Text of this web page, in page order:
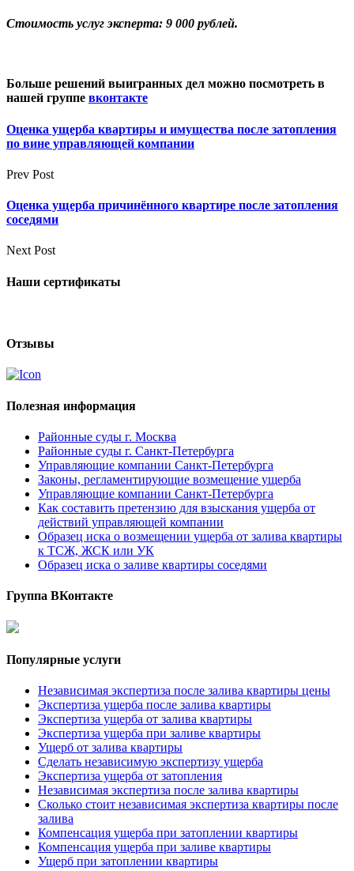
Стоимость услуг эксперта: 9 000 рублей.
Больше решений выигранных дел можно посмотреть в
нашей группе вконтакте
Оценка ущерба квартиры и имущества после затопления
по вине управляющей компании
Prev Post
Оценка ущерба причинённого квартире после затопления
соседями
Next Post
Наши сертификаты
Отзывы
Полезная информация
Районные суды г. Москва
Районные суды г. Санкт-Петербурга
Управляющие компании Санкт-Петербурга
Законы, регламентирующие возмещение ущерба
Управляющие компании Санкт-Петербурга
Как составить претензию для взыскания ущерба от
действий управляющей компании
Образец иска о возмещении ущерба от залива квартиры
к ТСЖ, ЖСК или УК
Образец иска о заливе квартиры соседями
Группа ВКонтакте
Популярные услуги
Независимая экспертиза после залива квартиры цены
Экспертиза ущерба после залива квартиры
Экспертиза ущерба от залива квартиры
Экспертиза ущерба при заливе квартиры
Ущерб от залива квартиры
Cделать независимую экспертизу ущерба
Экспертиза ущерба от затопления
Независимая экспертиза после залива квартиры
Сколько стоит независимая экспертиза квартиры после
залива
Компенсация ущерба при затоплении квартиры
Компенсация ущерба при заливе квартиры
Ущерб при затоплении квартиры